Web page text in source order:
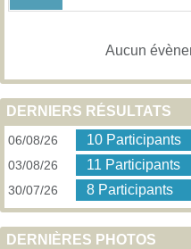
Aucun
DERNIERS RÉSULTATS
06/08/26 10 Participants
03/08/26 11 Participants
30/07/26 8 Participants
DERNIÈRES PHOTOS